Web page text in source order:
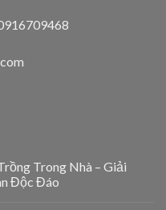
Trong Nhà – Giải
Độc Đáo